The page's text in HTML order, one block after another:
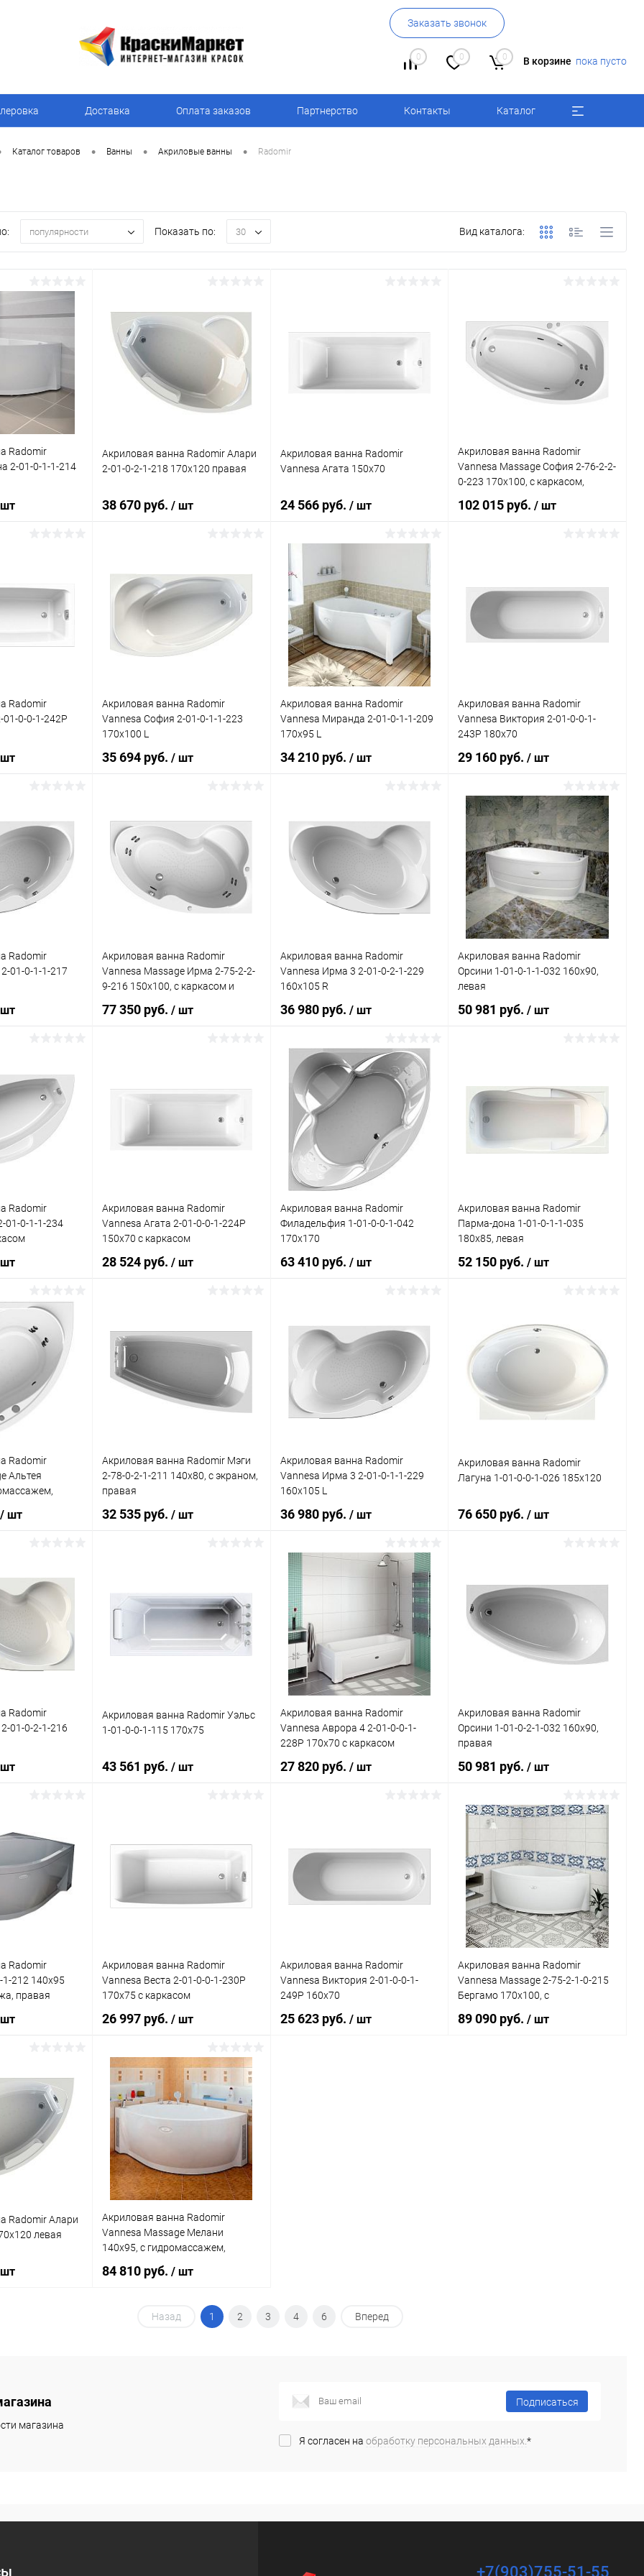
Заказать звонок
0 0 0 В корзине пока пусто
Доставка Оплата заказов Партнерство Контакты Каталог
Каталог товаров • Ванны • Акриловые ванны • Radomir
популярности Показать по: 30 Вид каталога:
Radomir
2-01-0-1-1-214
Сравнение
Акриловая ванна Radomir Алари
2-01-0-2-1-218 170x120 правая
38 670 руб. / шт
Купить в 1 клик Сравнение
В избранное Под заказ
Акриловая ванна Radomir
Vannesa Агата 150x70
24 566 руб. / шт
Подписаться
Купить в 1 клик Сравнение
В избранное Недоступно
Акриловая ванна Radomir
Vannesa Massage София 2-76-2-2-
0-223 170х100, с каркасом,
полотенцедержателем, баланс, R
102 015 руб./ шт
Купить в 1 клик Сравнение
В избранное Недоступно
Radomir
01-0-0-1-242Р
Сравнение
Недоступно
Акриловая ванна Radomir
Vannesa София 2-01-0-1-1-223
170x100 L
35 694 руб. / шт
Купить в 1 клик Сравнение
В избранное Недоступно
Акриловая ванна Radomir
Vannesa Миранда 2-01-0-1-1-209
170x95 L
34 210 руб. / шт
Купить в 1 клик Сравнение
В избранное Недоступно
Акриловая ванна Radomir
Vannesa Виктория 2-01-0-0-1-
243Р 180x70
29 160 руб./ шт
Подписаться
Купить в 1 клик Сравнение
В избранное Недоступно
Radomir
01-0-1-1-217
Сравнение
Недоступно
Акриловая ванна Radomir
Vannesa Massage Ирма 2-75-2-2-
9-216 150х100, с каркасом и
экраном, классик, R
77 350 руб. / шт
Купить в 1 клик Сравнение
В избранное
Акриловая ванна Radomir
Vannesa Ирма 3 2-01-0-2-1-229
160x105 R
36 980 руб. / шт
Подписаться
Купить в 1 клик Сравнение
В избранное Недоступно
Акриловая ванна Radomir
Орсини 1-01-0-1-1-032 160x90,
левая
50 981 руб./ шт
Сравнение
Недоступно
Radomir
01-0-1-1-234
Сравнение
Недоступно
Акриловая ванна Radomir
Vannesa Агата 2-01-0-0-1-224Р
150x70 с каркасом
28 524 руб. / шт
Купить в 1 клик Сравнение
В избранное Недоступно
Акриловая ванна Radomir
Филадельфия 1-01-0-0-1-042
170x170
63 410 руб. / шт
Купить в 1 клик Сравнение
В избранное Недоступно
Акриловая ванна Radomir
Парма-дона 1-01-0-1-1-035
180x85, левая
52 150 руб./ шт
Подписаться
Купить в 1 клик Сравнение
В избранное Недоступно
Radomir
Альтея
актив
/ шт
Недоступно
Акриловая ванна Radomir Мэги
2-78-0-2-1-211 140x80, с экраном,
правая
32 535 руб. / шт
Купить в 1 клик Сравнение
В избранное Под заказ
Акриловая ванна Radomir
Vannesa Ирма 3 2-01-0-1-1-229
160x105 L
36 980 руб. / шт
Подписаться
Купить в 1 клик Сравнение
В избранное Недоступно
Акриловая ванна Radomir
Лагуна 1-01-0-0-1-026 185x120
76 650 руб./ шт
Купить в 1 клик Сравнение
В избранное Недоступно
Radomir
01-0-2-1-216
Сравнение
Недоступно
Акриловая ванна Radomir Уэльс
1-01-0-0-1-115 170x75
43 561 руб. / шт
В избранное Недоступно
Акриловая ванна Radomir
Vannesa Аврора 4 2-01-0-0-1-
228Р 170x70 с каркасом
27 820 руб. / шт
Купить в 1 клик
В избранное Под заказ
Акриловая ванна Radomir
Орсини 1-01-0-2-1-032 160x90,
правая
50 981 руб./ шт
Купить в 1 клик Сравнение
В избранное Недоступно
Radomir
212 140x95
правая
Сравнение
Под заказ
Акриловая ванна Radomir
Vannesa Веста 2-01-0-0-1-230Р
170x75 с каркасом
26 997 руб. / шт
Подписаться
Купить в 1 клик Сравнение
Недоступно
Акриловая ванна Radomir
Vannesa Виктория 2-01-0-0-1-
249Р 160х70
25 623 руб. / шт
Акриловая ванна Radomir
Vannesa Massage 2-75-2-1-0-215
Бергамо 170х100, с
гидромассажем, каркасом и
экраном, классик, L
89 090 руб./ шт
Radomir Алари
левая
Акриловая ванна Radomir
Vannesa Massage Мелани
140х95, с гидромассажем,
каркасом и экраном, классик, L
84 810 руб. / шт
В корзину
Назад 1 2 3 4 6 Вперед
магазина
Подписаться
Я согласен на обработку персональных данных. *
+7(903)755-51-55